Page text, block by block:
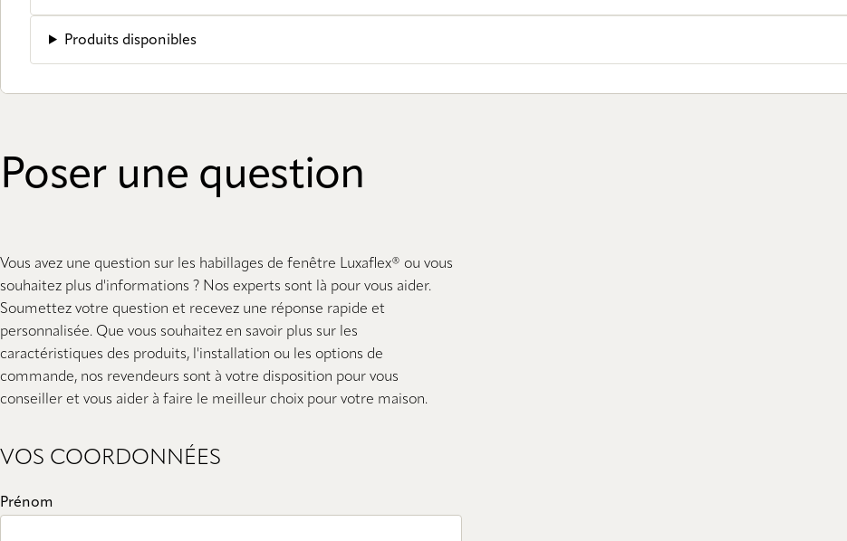
Produits disponibles
Poser une question
Vous avez une question sur les habillages de fenêtre Luxaflex® ou vous
souhaitez plus d'informations ? Nos experts sont là pour vous aider.
Soumettez votre question et recevez une réponse rapide et
personnalisée. Que vous souhaitez en savoir plus sur les
caractéristiques des produits, l'installation ou les options de
commande, nos revendeurs sont à votre disposition pour vous
conseiller et vous aider à faire le meilleur choix pour votre maison.
VOS COORDONNÉES
Prénom